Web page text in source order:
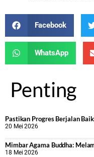
Facebook
WhatsApp
Penting
Pastikan Progres Berjalan
20 Mei 2026
Mimbar Agama Buddha:
18 Mei 2026